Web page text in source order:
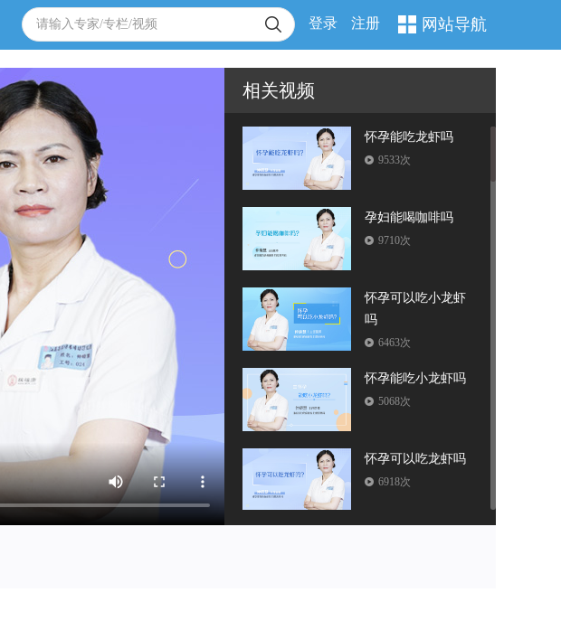
网站导航
登录 注册
相关视频
怀孕能吃龙虾吗
9533次
孕妇能喝咖啡吗
9710次
怀孕可以吃小龙虾
吗
6463次
怀孕能吃小龙虾吗
5068次
怀孕可以吃龙虾吗
6918次